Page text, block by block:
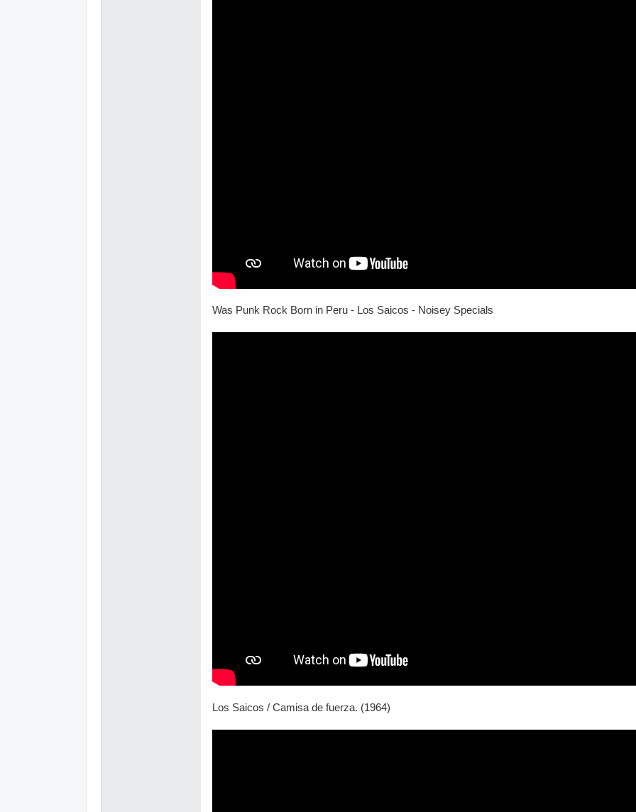
Was Punk Rock Born in Peru - Los Saicos - Noisey Specials
Los Saicos / Camisa de fuerza. (1964)